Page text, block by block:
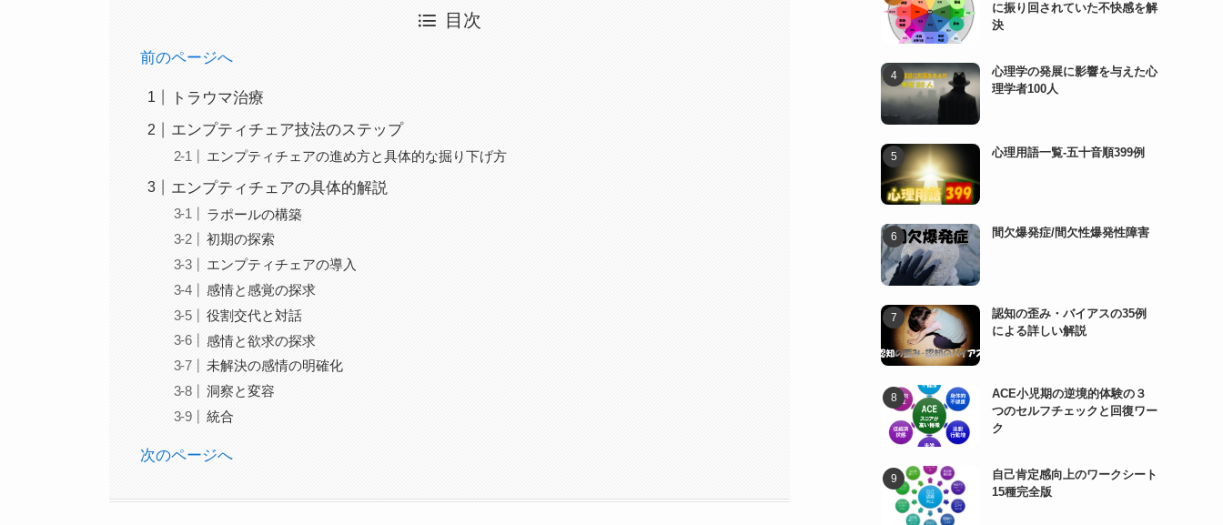
目次
前のページへ
トラウマ治療
エンプティチェア技法のステップ
エンプティチェアの進め方と具体的な掘り下げ方
エンプティチェアの具体的解説
ラポールの構築
初期の探索
エンプティチェアの導入
感情と感覚の探求
役割交代と対話
感情と欲求の探求
未解決の感情の明確化
洞察と変容
統合
次のページへ
に振り回されていた不快感を解
決
心理学の発展に影響を与えた心
理学者100人
心理用語一覧-五十音順399例
間欠爆発症/間欠性爆発性障害
認知の歪み・バイアスの35例
による詳しい解説
ACE小児期の逆境的体験の３
つのセルフチェックと回復ワー
ク
自己肯定感向上のワークシート
15種完全版